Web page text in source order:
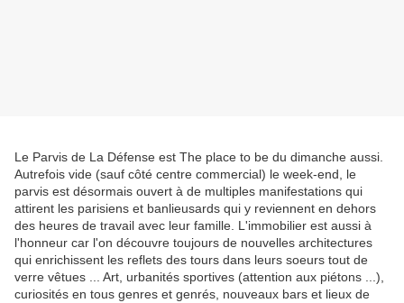
Le Parvis de La Défense est The place to be du dimanche aussi.
Autrefois vide (sauf côté centre commercial) le week-end, le
parvis est désormais ouvert à de multiples manifestations qui
attirent les parisiens et banlieusards qui y reviennent en dehors
des heures de travail avec leur famille. L'immobilier est aussi à
l'honneur car l'on découvre toujours de nouvelles architectures
qui enrichissent les reflets des tours dans leurs soeurs tout de
verre vêtues ... Art, urbanités sportives (attention aux piétons ...),
curiosités en tous genres et genrés, nouveaux bars et lieux de